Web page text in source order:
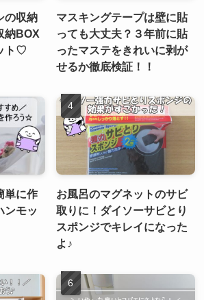
の収納
納BOX
ト♡
マスキングテープは壁に貼
っても大丈夫？３年前に貼
ったマステをきれいに剥が
せるか徹底検証！！
単に作
ンモッ
お風呂のマグネットのサビ
取りに！ダイソーサビとり
スポンジでキレイになった
よ♪